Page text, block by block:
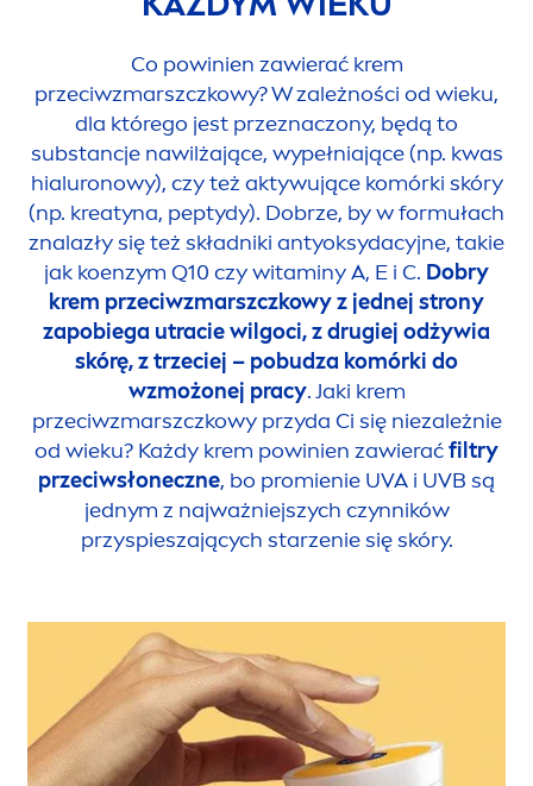
Co powinien zawierać krem
przeciwzmarszczkowy? W zależności od wieku,
dla którego jest przeznaczony, będą to
substancje nawilżające, wypełniające (np. kwas
hialuronowy), czy też aktywujące komórki skóry
(np. kreatyna, peptydy). Dobrze, by w formułach
znalazły się też składniki antyoksydacyjne, takie
jak koenzym Q10 czy witaminy A, E i C. Dobry
krem przeciwzmarszczkowy z jednej strony
zapobiega utracie wilgoci, z drugiej odżywia
skórę, z trzeciej – pobudza komórki do
wzmożonej pracy. Jaki krem
przeciwzmarszczkowy przyda Ci się niezależnie
od wieku? Każdy krem powinien zawieraćfiltry
przeciwsłoneczne, bo promienie UVA i UVB są
jednym z najważniejszych czynników
przyspieszających starzenie się skóry.